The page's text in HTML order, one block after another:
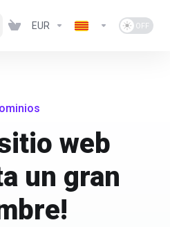
EUR
web
un gran